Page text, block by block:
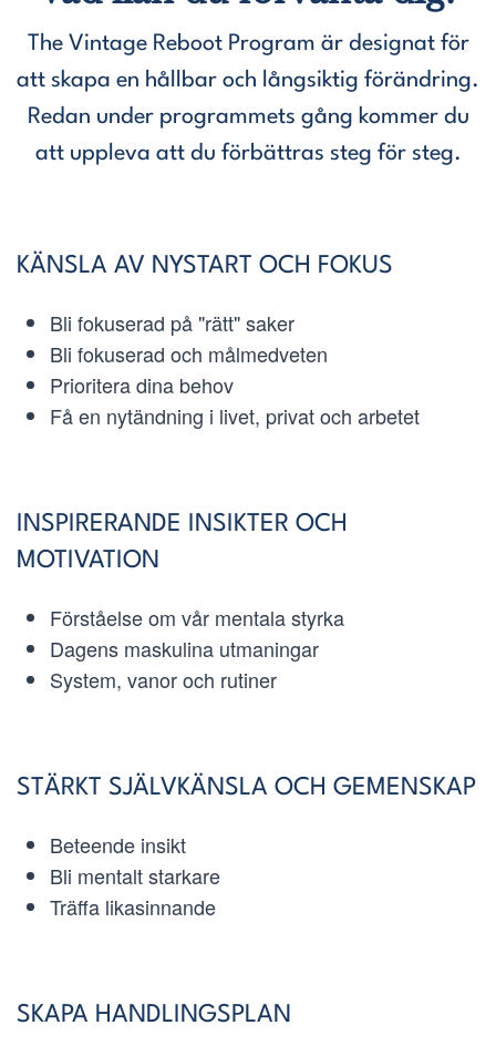
The Vintage Reboot Program är designat för
att skapa en hållbar och långsiktig förändring.
Redan under programmets gång kommer du
att uppleva att du förbättras steg för steg.
KÄNSLA AV NYSTART OCH FOKUS
Bli fokuserad på "rätt" saker
Bli fokuserad och målmedveten
Prioritera dina behov
Få en nytändning i livet, privat och arbetet
INSPIRERANDE INSIKTER OCH
MOTIVATION
Förståelse om vår mentala styrka
Dagens maskulina utmaningar
System, vanor och rutiner
STÄRKT SJÄLVKÄNSLA OCH GEMENSKAP
Beteende insikt
Bli mentalt starkare
Träffa likasinnande
SKAPA HANDLINGSPLAN